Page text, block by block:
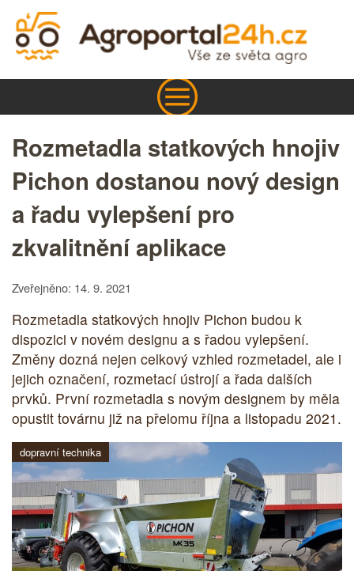
Rozmetadla statkových hnojiv
Pichon dostanou nový design
a řadu vylepšení pro
zkvalitnění aplikace
Zveřejněno: 14. 9. 2021
Rozmetadla statkových hnojiv Pichon budou k
dispozici v novém designu a s řadou vylepšení.
Změny dozná nejen celkový vzhled rozmetadel, ale i
jejich označení, rozmetací ústrojí a řada dalších
prvků. První rozmetadla s novým designem by měla
opustit továrnu již na přelomu října a listopadu 2021.
dopravní technika